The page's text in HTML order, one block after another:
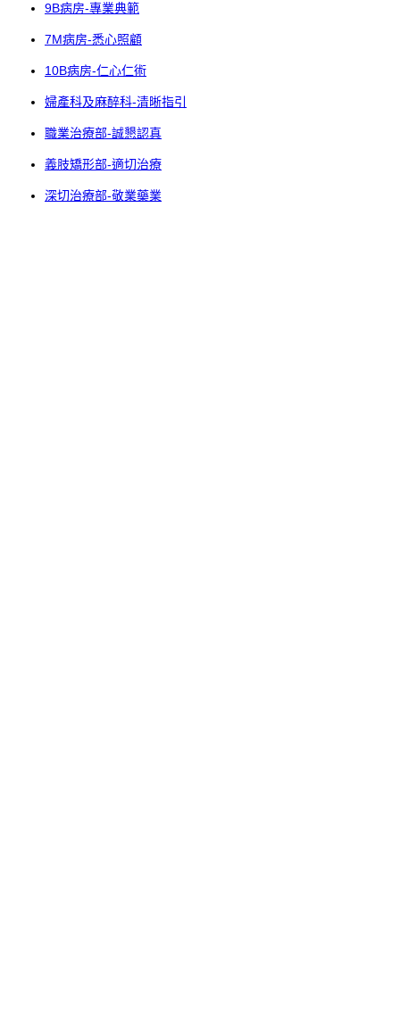
9B病房-專業典範
7M病房-悉心照顧
10B病房-仁心仁術
婦產科及麻醉科-清晰指引
職業治療部-誠懇認真
義肢矯形部-適切治療
深切治療部-敬業藥業